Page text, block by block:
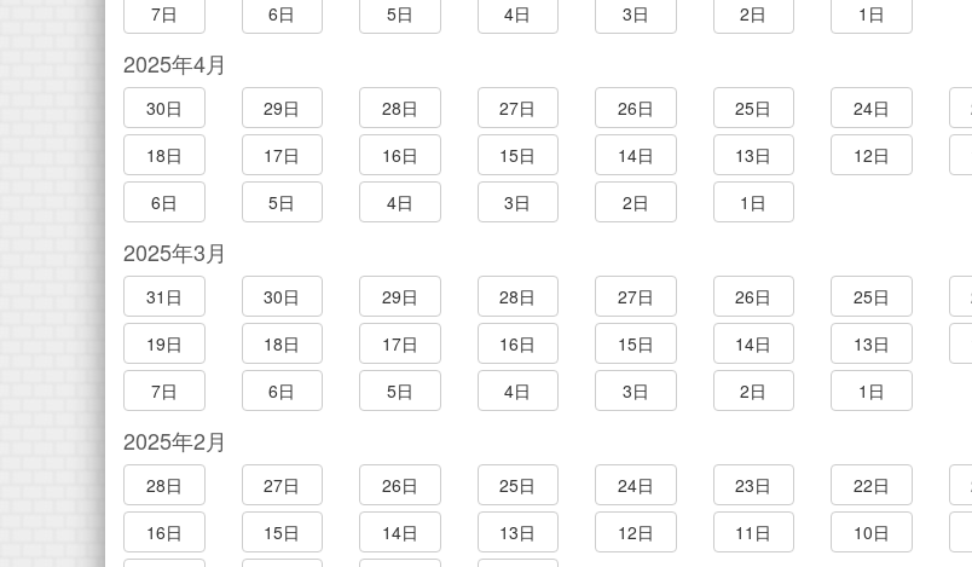
7日
6日 5日 4日 3日 2日 1日
2025年4月
30日 29日 28日 27日 26日 25日 24日
18日
17日 16日 15日 14日 13日 12日
6日
5日 4日 3日 2日 1日
2025年3月
31日 30日 29日 28日 27日 26日 25日
19日
18日 17日 16日 15日 14日 13日
7日
6日 5日 4日 3日 2日 1日
2025年2月
28日 27日 26日 25日 24日 23日 22日
16日
15日 14日 13日 12日 11日 10日